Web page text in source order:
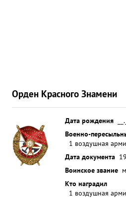
Орден Красного Знамени
Дата рождения
Военно-
1 воздушная
Дата документа
Воинское звание
Кто наградил
1 воздушная